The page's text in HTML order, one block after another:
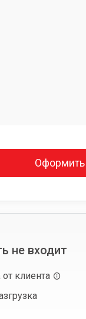
Оформить
не входит
от клиента